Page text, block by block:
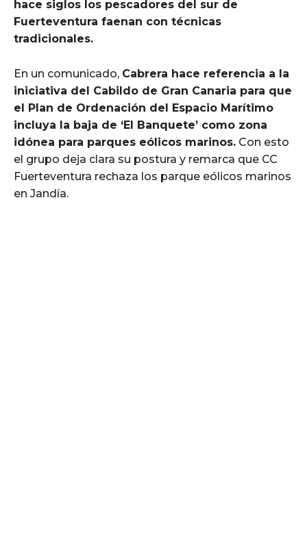
hace siglos los pescadores del sur de
Fuerteventura faenan con técnicas
tradicionales.
En un comunicado, Cabrera hace referencia a la
iniciativa del Cabildo de Gran Canaria para que
el Plan de Ordenación del Espacio Marítimo
incluya la baja de ‘El Banquete’ como zona
idónea para parques eólicos marinos. Con esto
el grupo deja clara su postura y remarca que CC
Fuerteventura rechaza los parque eólicos marinos
en Jandía.